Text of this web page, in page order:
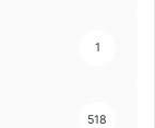
1
518